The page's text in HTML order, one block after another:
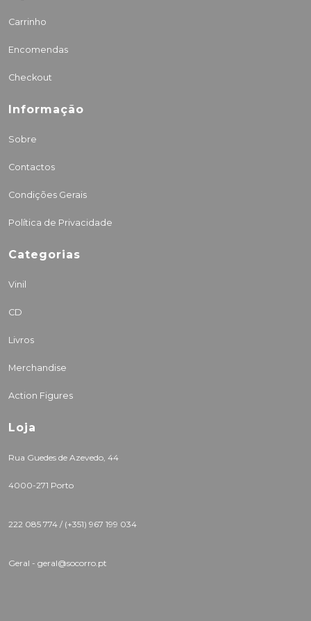
Carrinho
Encomendas
Checkout
Informação
Sobre
Contactos
Condições Gerais
Política de Privacidade
Categorias
Vinil
CD
Livros
Merchandise
Action Figures
Loja
Rua Guedes de Azevedo, 44
4000-271 Porto
222 085 774 / (+351) 967 199 034
Geral - geral@socorro.pt